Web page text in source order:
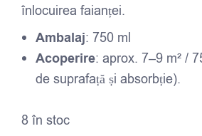
înlocuirea faianței.
Ambalaj: 750 ml
Acoperire: aprox. 7–9 m² /
de suprafață și absorbție).
8 în stoc